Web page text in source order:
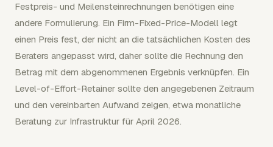
Festpreis- und Meilensteinrechnungen benötigen eine
andere Formulierung. Ein Firm-Fixed-Price-Modell legt
einen Preis fest, der nicht an die tatsächlichen Kosten des
Beraters angepasst wird, daher sollte die Rechnung den
Betrag mit dem abgenommenen Ergebnis verknüpfen. Ein
Level-of-Effort-Retainer sollte den angegebenen Zeitraum
und den vereinbarten Aufwand zeigen, etwa monatliche
Beratung zur Infrastruktur für April 2026.